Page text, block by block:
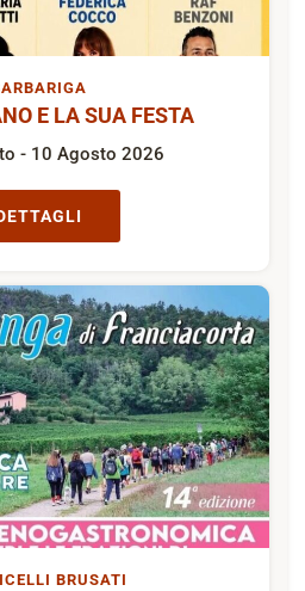
E LA SUA FESTA
- 10 Agosto 2026
BRUSATI